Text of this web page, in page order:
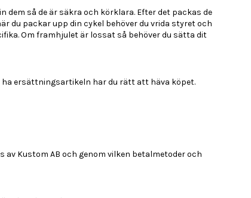
så de är säkra och körklara. Efter det packas de
du packar upp din cykel behöver du vrida styret och
Om framhjulet är lossat så behöver du sätta dit
ha ersättningsartikeln har du rätt att häva köpet.
Kustom AB och genom vilken betalmetoder och